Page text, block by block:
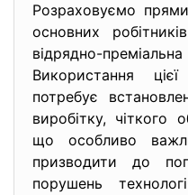
Розраховуємо
основних
відрядно-
Використання
потребує
виробітку, чіткого
що особливо
призводити до
порушень